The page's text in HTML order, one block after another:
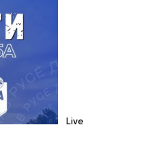
Live